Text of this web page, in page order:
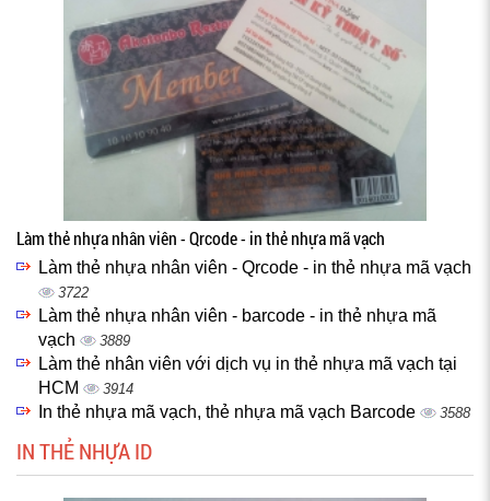
Làm thẻ nhựa nhân viên - Qrcode - in thẻ nhựa mã vạch
Làm thẻ nhựa nhân viên - Qrcode - in thẻ nhựa mã vạch
3722
Làm thẻ nhựa nhân viên - barcode - in thẻ nhựa mã
vạch
3889
Làm thẻ nhân viên với dịch vụ in thẻ nhựa mã vạch tại
HCM
3914
In thẻ nhựa mã vạch, thẻ nhựa mã vạch Barcode 3588
IN THẺ NHỰA ID